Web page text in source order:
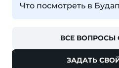
Что посмотреть в
ВСЕ ВОПРОСЫ
ЗАДАТЬ